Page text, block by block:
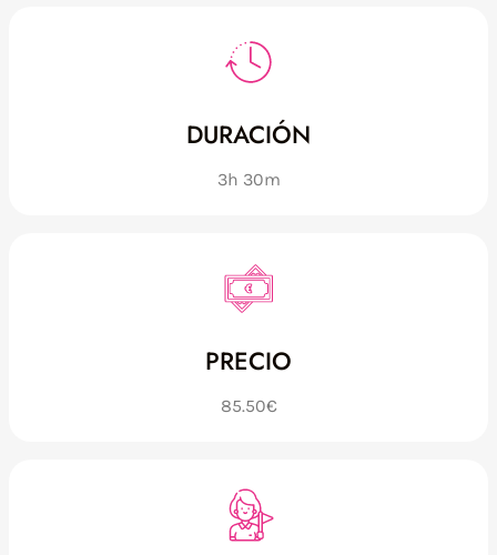
DURACIÓN
3h 30m
PRECIO
85.50€